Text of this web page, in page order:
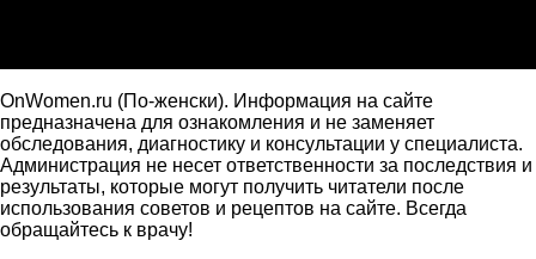
OnWomen.ru (По-женски). Информация на сайте
предназначена для ознакомления и не заменяет
обследования, диагностику и консультации у специалиста.
Администрация не несет ответственности за последствия и
результаты, которые могут получить читатели после
использования советов и рецептов на сайте. Всегда
обращайтесь к врачу!